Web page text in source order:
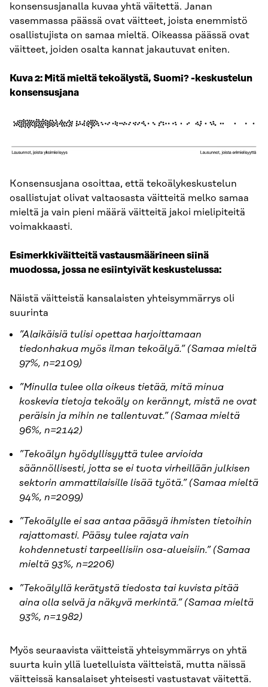
konsensusjanalla kuvaa yhtä väitettä. Janan
vasemmassa päässä ovat väitteet, joista enemmistö
osallistujista on samaa mieltä. Oikeassa päässä ovat
väitteet, joiden osalta kannat jakautuvat eniten.
Kuva 2: Mitä mieltä tekoälystä, Suomi? -keskustelun
konsensusjana
Konsensusjana osoittaa, että tekoälykeskustelun
osallistujat olivat valtaosasta väitteitä melko samaa
mieltä ja vain pieni määrä väitteitä jakoi mielipiteitä
voimakkaasti.
Esimerkkiväitteitä vastausmäärineen siinä
muodossa, jossa ne esiintyivät keskustelussa:
Näistä väitteistä kansalaisten yhteisymmärrys oli
suurinta
”Alaikäisiä tulisi opettaa harjoittamaan
tiedonhakua myös ilman tekoälyä.” (Samaa mieltä
97%, n=2109)
”Minulla tulee olla oikeus tietää, mitä minua
koskevia tietoja tekoäly on kerännyt, mistä ne ovat
peräisin ja mihin ne tallentuvat.” (Samaa mieltä
96%, n=2142)
”Tekoälyn hyödyllisyyttä tulee arvioida
säännöllisesti, jotta se ei tuota virheillään julkisen
sektorin ammattilaisille lisää työtä.” (Samaa mieltä
94%, n=2099)
”Tekoälylle ei saa antaa pääsyä ihmisten tietoihin
rajattomasti. Pääsy tulee rajata vain
kohdennetusti tarpeellisiin osa-alueisiin.” (Samaa
mieltä 93%, n=2206)
”Tekoälyllä kerätystä tiedosta tai kuvista pitää
aina olla selvä ja näkyvä merkintä.” (Samaa mieltä
93%, n=1982)
Myös seuraavista väitteistä yhteisymmärrys on yhtä
suurta kuin yllä luetelluista väitteistä, mutta näissä
väitteissä kansalaiset yhteisesti vastustavat väitettä.